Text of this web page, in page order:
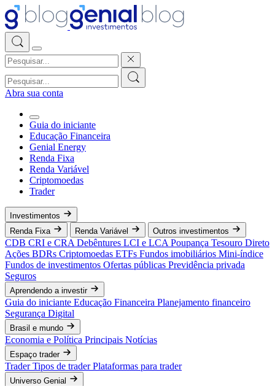
Abra sua conta
Guia do iniciante
Educação Financeira
Genial Energy
Renda Fixa
Renda Variável
Criptomoedas
Trader
Investimentos
Renda Fixa
Renda Variável Outros investimentos
CDB CRI e CRA Debêntures LCI e LCA Poupança Tesouro Direto
Ações BDRs Criptomoedas ETFs Fundos imobiliários Mini-índice
Fundos de investimentos Ofertas públicas Previdência privada
Seguros
Aprendendo a investir
Guia do iniciante Educação Financeira Planejamento financeiro
Segurança Digital
Brasil e mundo
Economia e Política Principais Notícias
Espaço trader
TraderTipos de traderPlataformas para trader
Universo Genial